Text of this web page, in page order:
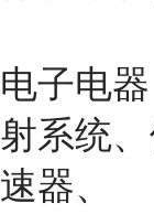
电子电
射系统
速器、